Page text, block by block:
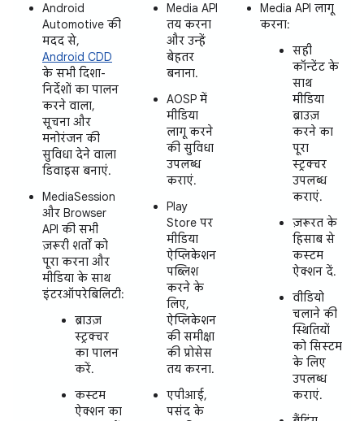
Android
Automotive की
मदद से,
Android CDD
के सभी दिशा-
निर्देशों का पालन
करने वाला,
सूचना और
मनोरंजन की
सुविधा देने वाला
डिवाइस बनाएं.
MediaSession
और Browser
API की सभी
ज़रूरी शर्तों को
पूरा करना और
मीडिया के साथ
इंटरऑपरेबिलिटी:
ब्राउज़
स्ट्रक्चर
का पालन
करें.
कस्टम
ऐक्शन का
Media API
तय करना
और उन्हें
बेहतर
बनाना.
AOSP में
मीडिया
लागू करने
की सुविधा
उपलब्ध
कराएं.
Play
Store पर
मीडिया
ऐप्लिकेशन
पब्लिश
करने के
लिए,
ऐप्लिकेशन
की समीक्षा
की प्रोसेस
तय करना.
एपीआई,
पसंद के
Media API लागू
करना:
सही
कॉन्टेंट के
साथ
मीडिया
ब्राउज़
करने का
पूरा
स्ट्रक्चर
उपलब्ध
कराएं.
ज़रूरत के
हिसाब से
कस्टम
ऐक्शन दें.
वीडियो
चलाने की
स्थितियों
को सिस्टम
के लिए
उपलब्ध
कराएं.